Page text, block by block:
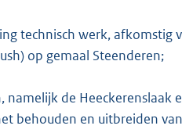
5
0
b
technisch werk, afkomstig
op gemaal Steenderen;
de Heeckerenslaak
behouden en uitbreiden